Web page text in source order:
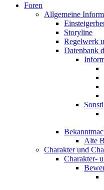
Foren
Allgemeine
Storyline
Regelwerk
Datenbank
Alte
Charakter und
Charakter-